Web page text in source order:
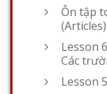
Ôn tập
(Articles)
Lesson
Các
Lesson